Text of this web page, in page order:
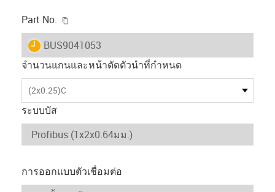
Part No.
igus-icon-lieferzeit
BUS9041053
จำนวนแกนและหน้าตัดตัวนำที่กำหนด
(2x0.25)C
ระบบบัส
การออกแบบตัวเชื่อมต่อ